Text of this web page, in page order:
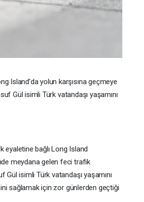
Island’da yolun karşısına geçmeye
Gül isimli Türk vatandaşı yaşamını
eyaletine bağlı Long Island
meydana gelen feci trafik
Gül isimli Türk vatandaşı yaşamını
sağlamak için zor günlerden geçtiği